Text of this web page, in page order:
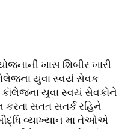
ખાસ શિબીર ખારી
યુવા સ્વયં સેવક
કૉલેજના યુવા સ્વયં સેવકોને
કરતા સતત સતર્ક રહિને
વ્યાખ્યાન મા તેઓએ